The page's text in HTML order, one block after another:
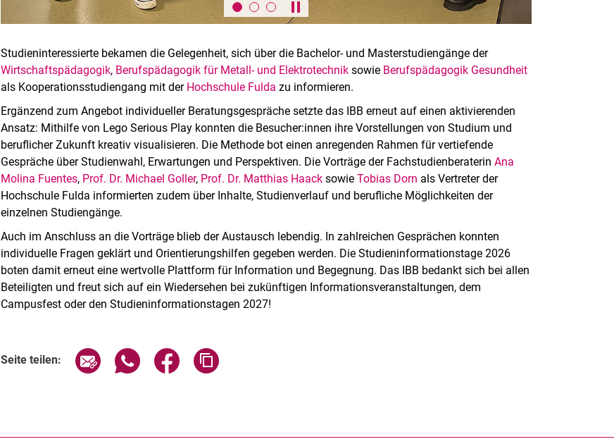
Karussell anhalten / abspielen
Studieninteressierte bekamen die Gelegenheit, sich über die Bachelor- und Masterstudiengänge der
Wirtschaftspädagogik, Berufspädagogik für Metall- und Elektrotechnik sowie Berufspädagogik Gesundheit
als Kooperationsstudiengang mit der Hochschule Fulda zu informieren.
Ergänzend zum Angebot individueller Beratungsgespräche setzte das IBB erneut auf einen aktivierenden
Ansatz: Mithilfe von Lego Serious Play konnten die Besucher:innen ihre Vorstellungen von Studium und
beruflicher Zukunft kreativ visualisieren. Die Methode bot einen anregenden Rahmen für vertiefende
Gespräche über Studienwahl, Erwartungen und Perspektiven. Die Vorträge der FachstudienberaterinAna
Molina Fuentes, Prof. Dr. Michael Goller, Prof. Dr. Matthias Haack sowieTobias Dorn als Vertreter der
Hochschule Fulda informierten zudem über Inhalte, Studienverlauf und berufliche Möglichkeiten der
einzelnen Studiengänge.
Auch im Anschluss an die Vorträge blieb der Austausch lebendig. In zahlreichen Gesprächen konnten
individuelle Fragen geklärt und Orientierungshilfen gegeben werden. Die Studieninformationstage 2026
boten damit erneut eine wertvolle Plattform für Information und Begegnung. Das IBB bedankt sich bei allen
Beteiligten und freut sich auf ein Wiedersehen bei zukünftigen Informationsveranstaltungen, dem
Campusfest oder den Studieninformationstagen 2027!
Seite teilen: Seite über E-Mail teilen
Seite über WhatsApp teilen (externer Link, öffnet neues Fenster)
Seite über Facebook teilen (externer Link, öffnet neues Fenster)